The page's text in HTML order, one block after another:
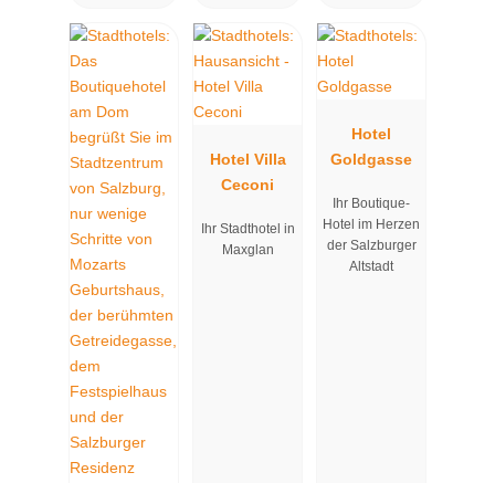
Hotel Villa
Ceconi
Ihr Stadthotel in
Maxglan
Hotel
Goldgasse
Ihr Boutique-
Hotel im Herzen
der Salzburger
Altstadt